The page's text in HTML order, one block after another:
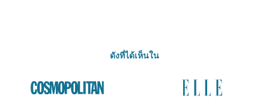
ดังที่ได้เห็นใน